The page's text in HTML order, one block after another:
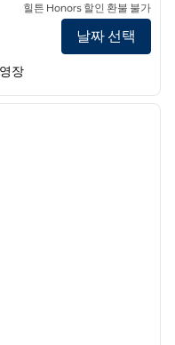
보기
힐튼 Honors 할인 환불 불가
날짜 선택
장
다음